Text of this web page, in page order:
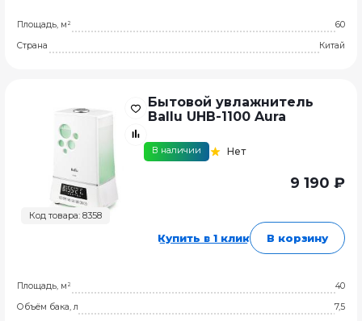
Площадь, м²
60
Страна
Китай
Код товара: 8358
Бытовой увлажнитель
Ballu UHB-1100 Aura
В наличии Нет
9 190 ₽
Купить в 1 клик В корзину
Площадь, м²
40
Объём бака, л
7,5